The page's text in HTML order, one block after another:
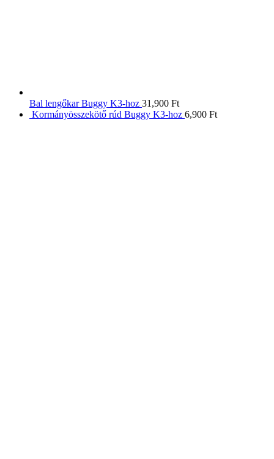
Bal lengőkar Buggy K3-hoz 31,900 Ft
Kormányösszekötő rúd Buggy K3-hoz 6,900 Ft